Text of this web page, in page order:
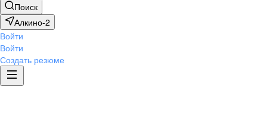
Поиск
Алкино-2
Войти
Войти
Создать резюме